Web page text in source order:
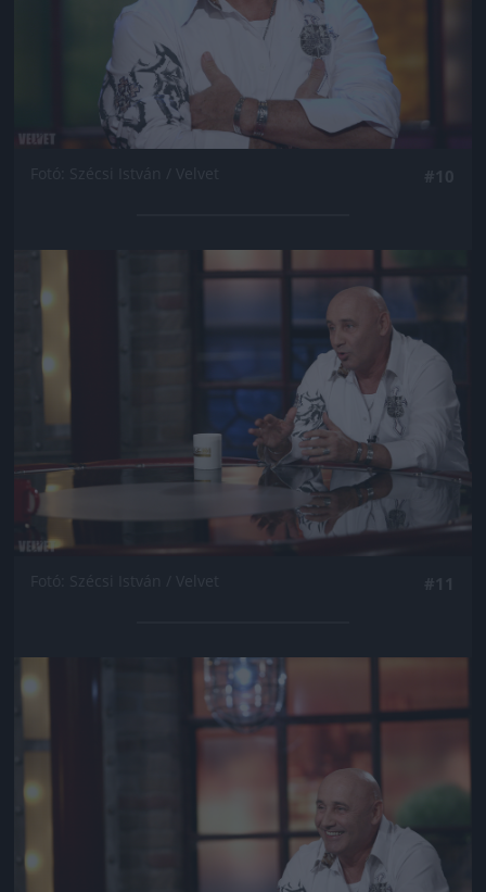
Jön még kép!
Jön még kép!